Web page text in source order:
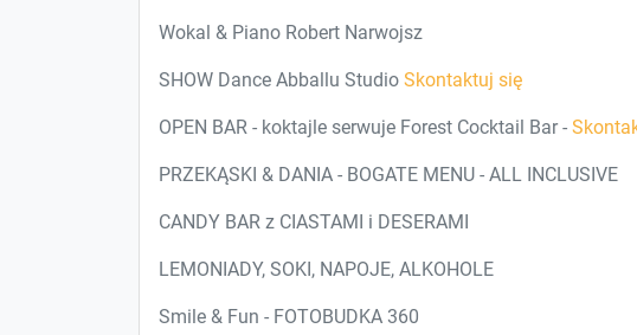
Wokal & Piano Robert Narwojsz
SHOW Dance Abballu Studio Skontaktuj się
OPEN BAR - koktajle serwuje Forest Cocktail Bar -
PRZEKĄSKI & DANIA - BOGATE MENU - ALL INCLUSIVE
CANDY BAR z CIASTAMI i DESERAMI
LEMONIADY, SOKI, NAPOJE, ALKOHOLE
Smile & Fun - FOTOBUDKA 360